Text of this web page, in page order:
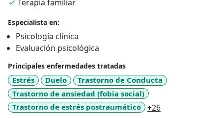
psicoterapia centrada en el sentido y el análisis
existencial que utilizo como fundamento y punto de
articulación de las diferentes herramientas de
acompañamiento e intervención que he aprendido
durante mi camino.
Fui colaborador del periódico El Nuevo Siglo
escribiendo en la sección cultural acerca de arte, cine,
comunidad, literatura y temas relacionados con
historia y manifestaciones artísticas dentro de la
Terapia familiar
Especialista en:
Psicología clínica
Evaluación psicológica
Principales enfermedades tratadas
Estrés Duelo
Trastorno de Conducta
Trastorno de ansiedad (fobia social)
Trastorno de estrés postraumático
+26